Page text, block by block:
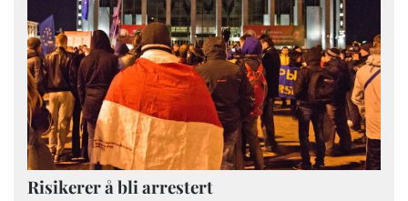
Risikerer å bli arrestert